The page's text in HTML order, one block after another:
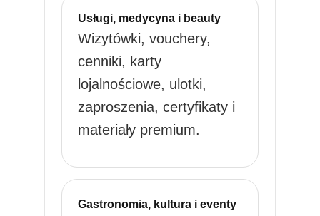
Usługi, medycyna i beauty
Wizytówki, vouchery,
cenniki, karty
lojalnościowe, ulotki,
zaproszenia, certyfikaty i
materiały premium.
Gastronomia, kultura i eventy